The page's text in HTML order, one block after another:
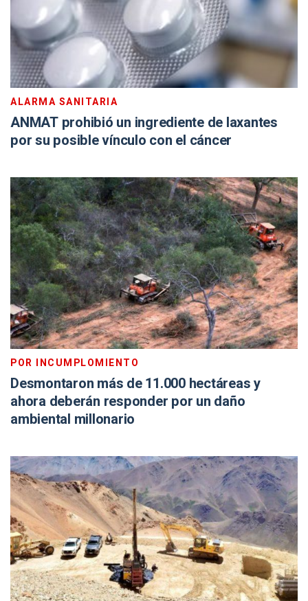
ALARMA SANITARIA
ANMAT prohibió un ingrediente de laxantes
por su posible vínculo con el cáncer
POR INCUMPLOMIENTO
Desmontaron más de 11.000 hectáreas y
ahora deberán responder por un daño
ambiental millonario